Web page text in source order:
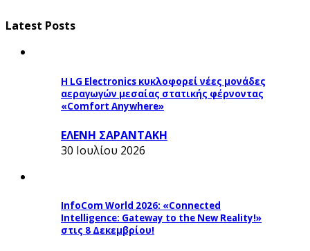
Latest Posts
Η LG Electronics κυκλοφορεί νέες μονάδες
αεραγωγών μεσαίας στατικής φέρνοντας
«Comfort Anywhere»
ΕΛΕΝΗ ΣΑΡΑΝΤΑΚΗ
30 Ιουλίου 2026
InfoCom World 2026: «Connected
Intelligence: Gateway to the New Reality!»
στις 8 Δεκεμβρίου!